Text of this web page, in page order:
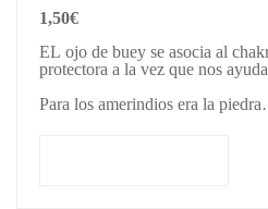
1,50€
EL ojo de buey se asocia al
protectora a la vez que nos
Para los amerindios era la